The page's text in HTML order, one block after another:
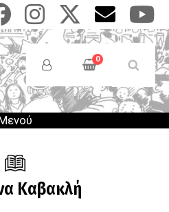
Users
Menu
0
Καβακλή